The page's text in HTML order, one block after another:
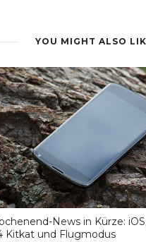
YOU MIGHT ALSO
News in Kürze:
Kitkat und Flugmodus